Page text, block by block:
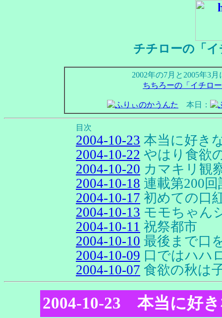
チチローの「
2002年の7月と2005年3
ちちろーの「イチロ
本日：
目次
2004-10-23 本当に好き
2004-10-22 やはり食欲
2004-10-20 カマキリ観
2004-10-18 連載第200
2004-10-17 初めての口
2004-10-13 モモちゃん
2004-10-11 祝祭都市
2004-10-10 最後まで口
2004-10-09 口ではハハ
2004-10-07 食欲の秋は
2004-10-23 本当に好